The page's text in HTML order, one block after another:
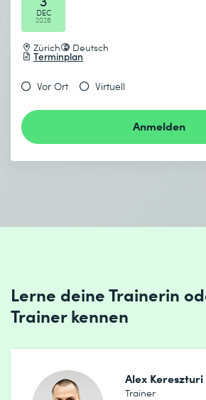
DEC
2026
Zürich Deutsch
Terminplan
Vor Ort Virtuell
Anmelden
Lerne deine Trainerin
Trainer kennen
Alex Kereszturi
Trainer